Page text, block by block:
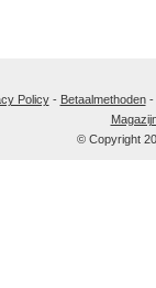
Policy- Betaalmethoden-
© Copyright